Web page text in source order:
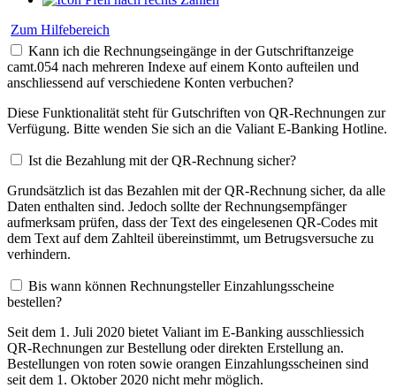
Zum Hilfebereich
Kann ich die Rechnungseingänge in der Gutschriftanzeige
camt.054 nach mehreren Indexe auf einem Konto aufteilen und
anschliessend auf verschiedene Konten verbuchen?
Diese Funktionalität steht für Gutschriften von QR-Rechnungen zur
Verfügung. Bitte wenden Sie sich an die Valiant E-Banking Hotline.
Ist die Bezahlung mit der QR-Rechnung sicher?
Grundsätzlich ist das Bezahlen mit der QR-Rechnung sicher, da alle
Daten enthalten sind. Jedoch sollte der Rechnungsempfänger
aufmerksam prüfen, dass der Text des eingelesenen QR-Codes mit
dem Text auf dem Zahlteil übereinstimmt, um Betrugsversuche zu
verhindern.
Bis wann können Rechnungsteller Einzahlungsscheine
bestellen?
Seit dem 1. Juli 2020 bietet Valiant im E-Banking ausschliessich
QR-Rechnungen zur Bestellung oder direkten Erstellung an.
Bestellungen von roten sowie orangen Einzahlungsscheinen sind
seit dem 1. Oktober 2020 nicht mehr möglich.